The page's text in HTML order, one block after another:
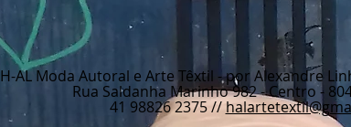
H-AL Moda Autoral e Arte Têxtil - por Alexandre
Rua Saldanha Marinho 982 - Centro -
41 98826 2375 //